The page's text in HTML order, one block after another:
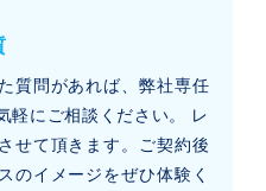
質問があれば、弊社専任
軽にご相談ください。 レ
せて頂きます。ご契約後
のイメージをぜひ体験く